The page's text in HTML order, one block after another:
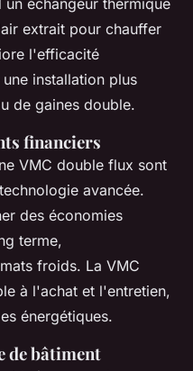
extrait pour chauffer
l'efficacité
installation plus
de gaines double.
financiers
VMC double flux sont
avancée.
des économies
terme,
froids. La VMC
à l'achat et l'entretien,
énergétiques.
de bâtiment